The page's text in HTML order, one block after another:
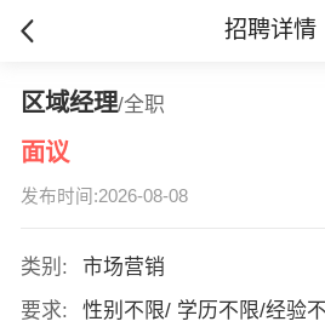
招聘详情
区域经理/全职
面议
发布时间:2026-08-08
类别:
市场营销
要求:
性别不限/ 学历不限/经验